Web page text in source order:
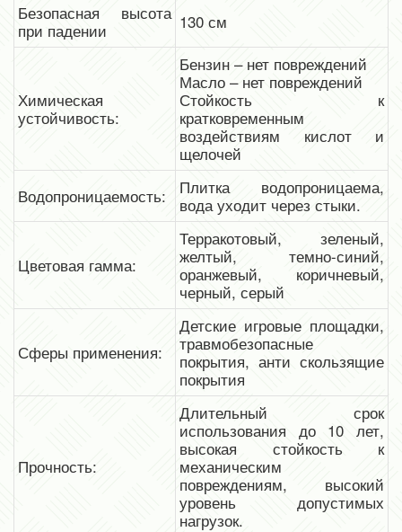
Безопасная высота
при падении
130 см
Химическая
устойчивость:
Бензин – нет повреждений
Масло – нет повреждений
Стойкость к
кратковременным
воздействиям кислот и
щелочей
Водопроницаемость:
Плитка водопроницаема,
вода уходит через стыки.
Цветовая гамма:
Терракотовый, зеленый,
желтый, темно-синий,
оранжевый, коричневый,
черный, серый
Сферы применения:
Детские игровые площадки,
травмобезопасные
покрытия, анти скользящие
покрытия
Прочность:
Длительный срок
использования до 10 лет,
высокая стойкость к
механическим
повреждениям, высокий
уровень допустимых
нагрузок.